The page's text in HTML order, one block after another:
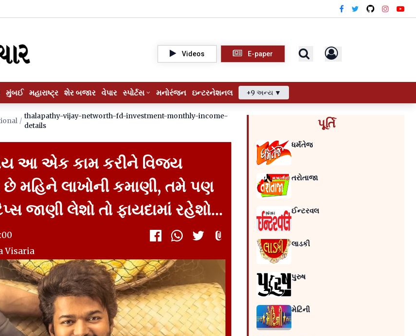
Videos E-paper
મુંબઈ મહારાષ્ટ્ર શેર બજાર વેપાર સ્પોર્ટસ મનોરંજન ઇન્ટરનેશનલ +9 અન્ય ▼
/
thalapathy-vijay-networth-fd-investment-monthly-income-
details
આ એક કામ કરીને વિજય
મહિને લાખોની કમાણી, તમે પણ
જાણી લેશો તો ફાયદામાં રહેશો...
Visaria
પૂર્તિ
ધર્મતેજ
તરોતાજા
ઈન્ટરવલ
લાડકી
પુરુષ
મેટિની